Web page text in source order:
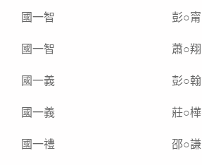
國一智 彭○甯
國一智 蕭○翔
國一義 彭○翰
國一義 莊○樺
國一禮 邵○謙